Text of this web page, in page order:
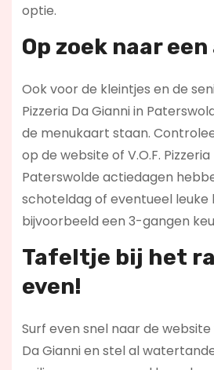
optie.
Op zoek naar
Ook voor de kleintjes en de
Pizzeria Da Gianni in
de menukaart staan.
op de website of V.O.F. Pizzeria
Paterswolde actiedagen
schoteldag of eventueel
bijvoorbeeld een 3-gangen
Tafeltje bij het
even!
Surf even snel naar de website
Da Gianni en stel al